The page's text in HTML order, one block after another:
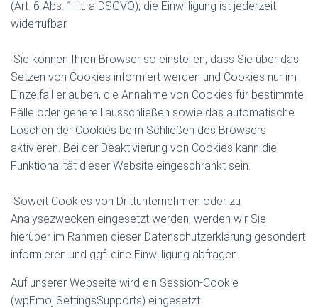
(Art. 6 Abs. 1 lit. a DSGVO); die Einwilligung ist jederzeit
widerrufbar.
Sie können Ihren Browser so einstellen, dass Sie über das
Setzen von Cookies informiert werden und Cookies nur im
Einzelfall erlauben, die Annahme von Cookies für bestimmte
Fälle oder generell ausschließen sowie das automatische
Löschen der Cookies beim Schließen des Browsers
aktivieren. Bei der Deaktivierung von Cookies kann die
Funktionalität dieser Website eingeschränkt sein.
Soweit Cookies von Drittunternehmen oder zu
Analysezwecken eingesetzt werden, werden wir Sie
hierüber im Rahmen dieser Datenschutzerklärung gesondert
informieren und ggf. eine Einwilligung abfragen.
Auf unserer Webseite wird ein Session-Cookie
(wpEmojiSettingsSupports) eingesetzt.